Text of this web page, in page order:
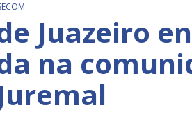
Juazeiro
na